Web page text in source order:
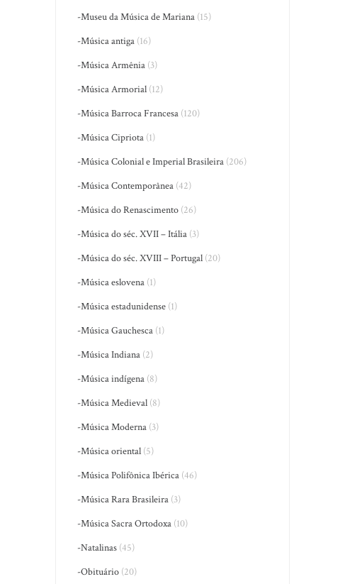
-Museu da Música de Mariana (15)
-Música antiga (16)
-Música Armênia (3)
-Música Armorial (12)
-Música Barroca Francesa (120)
-Música Cipriota (1)
-Música Colonial e Imperial Brasileira (206)
-Música Contemporânea (42)
-Música do Renascimento (26)
-Música do séc. XVII – Itália (3)
-Música do séc. XVIII – Portugal (20)
-Música eslovena (1)
-Música estadunidense (1)
-Música Gauchesca (1)
-Música Indiana (2)
-Música indígena (8)
-Música Medieval (8)
-Música Moderna (3)
-Música oriental (5)
-Música Polifônica Ibérica (46)
-Música Rara Brasileira (3)
-Música Sacra Ortodoxa (10)
-Natalinas (45)
-Obituário (20)